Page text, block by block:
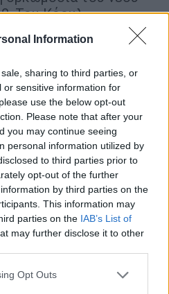
Information
sharing to third parties, or
or sensitive information for
use the below opt-out
Please note that after your
you may continue seeing
personal information utilized by
to third parties prior to
opt-out of the further
by third parties on the
This information may
parties on the IAB’s List of
may further disclose it to other
app uses one or more Google
Opt Outs
Τομ Κόουλ